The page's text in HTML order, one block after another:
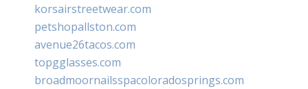
korsairstreetwear.com
petshopallston.com
avenue26tacos.com
topgglasses.com
broadmoornailsspacoloradosprings.com